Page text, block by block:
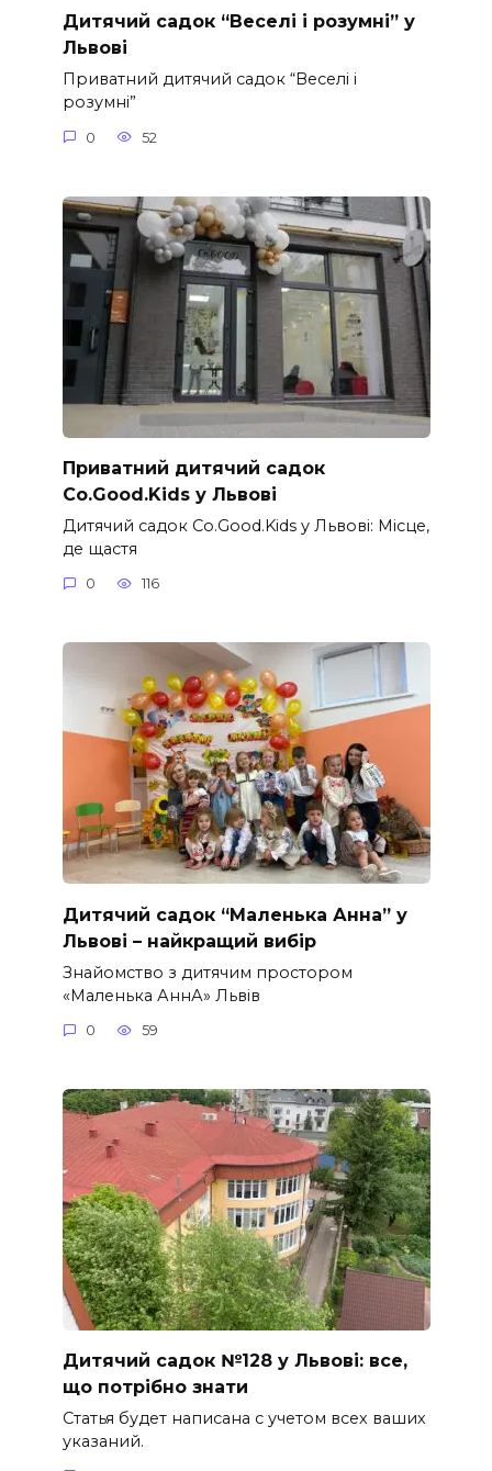
Дитячий садок “Веселі і розумні” у
Львові
Приватний дитячий садок “Веселі і
розумні”
0 52
Приватний дитячий садок
Co.Good.Kids у Львові
Дитячий садок Co.Good.Kids у Львові: Місце,
де щастя
0 116
Дитячий садок “Маленька Анна” у
Львові – найкращий вибір
Знайомство з дитячим простором
«Маленька АннА» Львів
0 59
Дитячий садок №128 у Львові: все,
що потрібно знати
Статья будет написана с учетом всех ваших
указаний.